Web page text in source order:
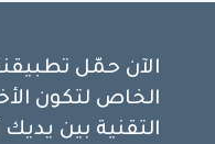
الآن حمّل
الخاص لتكون
التقنية بين يديك